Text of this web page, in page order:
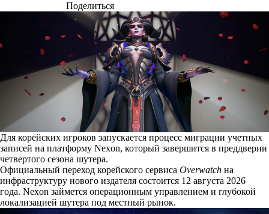
Поделиться
Для корейских игроков запускается процесс миграции учетных
записей на платформу Nexon, который завершится в преддверии
четвертого сезона шутера.
Официальный переход корейского сервиса Overwatch на
инфраструктуру нового издателя состоится 12 августа 2026
года. Nexon займется операционным управлением и глубокой
локализацией шутера под местный рынок.